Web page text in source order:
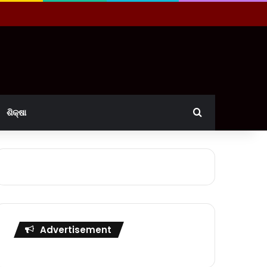
ଶିକ୍ଷା Search for
Advertisement